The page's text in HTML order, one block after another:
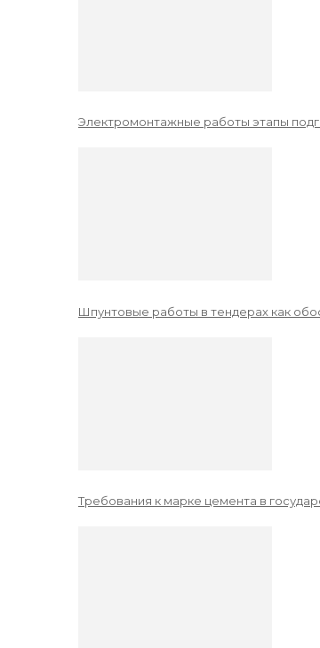
Электромонтажные работы этапы
Шпунтовые работы в тендерах как
Требования к марке цемента в